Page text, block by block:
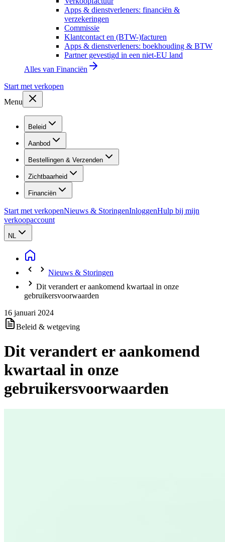
Apps & dienstverleners: financiën &
verzekeringen
Commissie
Klantcontact en (BTW-)facturen
Apps & dienstverleners: boekhouding & BTW
Partner gevestigd in een niet-EU land
Alles van Financiën
Start met verkopen
Menu
Beleid
Aanbod
Bestellingen & Verzenden
Zichtbaarheid
Financiën
Start met verkopenNieuws & StoringenInloggenHulp bij mijn
verkoopaccount
NL
Nieuws & Storingen
Dit verandert er aankomend kwartaal in onze
gebruikersvoorwaarden
16 januari 2024
Beleid & wetgeving
Dit verandert er aankomend
kwartaal in onze
gebruikersvoorwaarden